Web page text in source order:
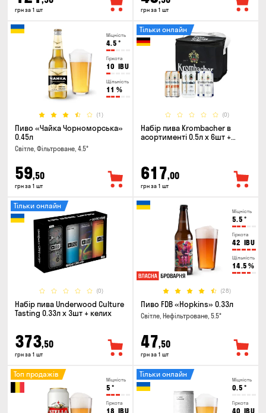
грн за 1 шт грн за 1 шт
Міцність
4.5 °
Гіркота
10 IBU
Щільність
11 %
(1)
Пиво «Чайка Чорноморська»
0.45л
Світле, Фільтроване, 4.5°
59,50
грн за 1 шт
(0)
Тільки онлайн
Набір пива Krombacher в
асортименті 0.5л х 6шт +
617,00
грн за 1 шт
(0)
Тільки онлайн
Набір пива Underwood Culture
Tasting 0.33л x 3шт + келих
373,50
грн за 1 шт
Міцність
5.5 °
Гіркота
42 IBU
Щільність
14.5 %
(28)
Пиво FDB «Hopkins» 0.33л
Світле, Нефільтроване, 5.5°
47,50
грн за 1 шт
Міцність
5 °
Гіркота
18 IBU
Топ продажів
Міцність
0.5 °
Гіркота
40 IBU
Тільки онлайн